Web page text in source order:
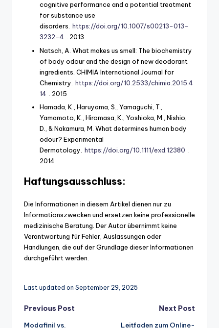
cognitive performance and a potential treatment
for substance use
disorders. https://doi.org/10.1007/s00213-013-
3232-4 . 2013
Natsch, A. What makes us smell: The biochemistry
of body odour and the design of new deodorant
ingredients. CHIMIA International Journal for
Chemistry. https://doi.org/10.2533/chimia.2015.4
14
. 2015
Hamada, K., Haruyama, S., Yamaguchi, T.,
Yamamoto, K., Hiromasa, K., Yoshioka, M., Nishio,
D., & Nakamura, M. What determines human body
odour? Experimental
Dermatology. https://doi.org/10.1111/exd.12380
2014
Haftungsausschluss:
Die Informationen in diesem Artikel dienen nur zu
Informationszwecken und ersetzen keine professionelle
medizinische Beratung. Der Autor übernimmt keine
Verantwortung für Fehler, Auslassungen oder
Handlungen, die auf der Grundlage dieser Informationen
durchgeführt werden.
Last updated on September 29, 2025
Post
Previous Post
Modafinil vs.
Next Post
Leitfaden zum Online-